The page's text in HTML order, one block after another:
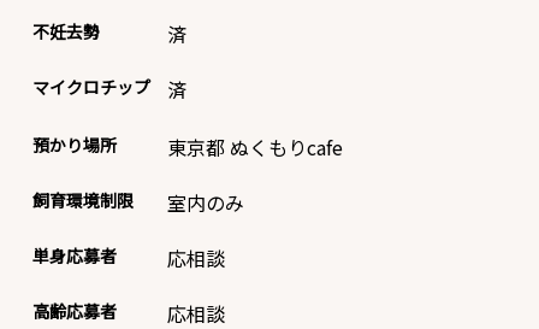
不妊去勢 済
マイクロチップ 済
預かり場所 東京都 ぬくもりcafe
飼育環境制限 室内のみ
単身応募者 応相談
高齢応募者 応相談